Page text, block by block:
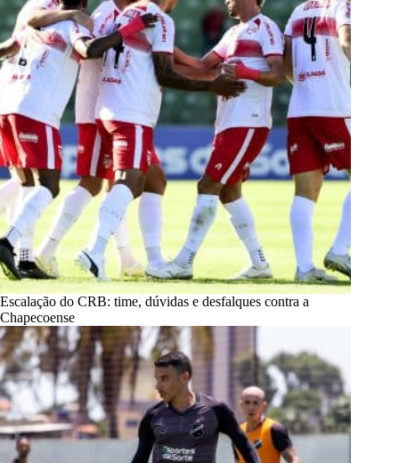
Escalação do CRB: time, dúvidas e desfalques contra a
Chapecoense